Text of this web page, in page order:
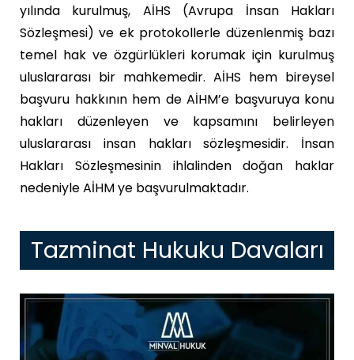
yılında kurulmuş, AİHS (Avrupa İnsan Hakları
Sözleşmesi) ve ek protokollerle düzenlenmiş bazı
temel hak ve özgürlükleri korumak için kurulmuş
uluslararası bir mahkemedir. AİHS hem bireysel
başvuru hakkının hem de AİHM’e başvuruya konu
hakları düzenleyen ve kapsamını belirleyen
uluslararası insan hakları sözleşmesidir. İnsan
Hakları Sözleşmesinin ihlalinden doğan haklar
nedeniyle AİHM ye başvurulmaktadır.
Tazminat Hukuku Davaları